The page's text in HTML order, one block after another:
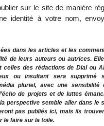
sur le site de manière
identité à votre nom,
dans les articles et les
de leurs auteurs ou autrices.
celles des rédactions de Dial ou
ou insultant sera supprimé
pluriel, avec une sensibilité
de projets et de luttes
perspective semble aller dans le
pas publiés ici, mais ils
le faire sur la toile.